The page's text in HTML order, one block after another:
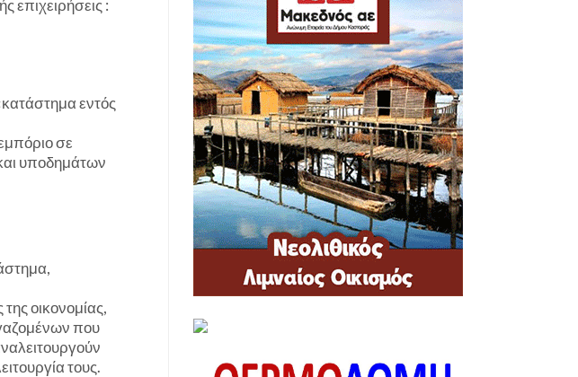
επιχειρήσεις :
εντός
σε
υποδημάτων
οικονομίας,
που
τους.